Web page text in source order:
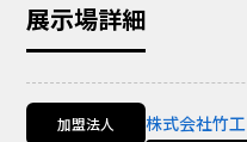
展示場詳細
加盟法人
株式会社竹工